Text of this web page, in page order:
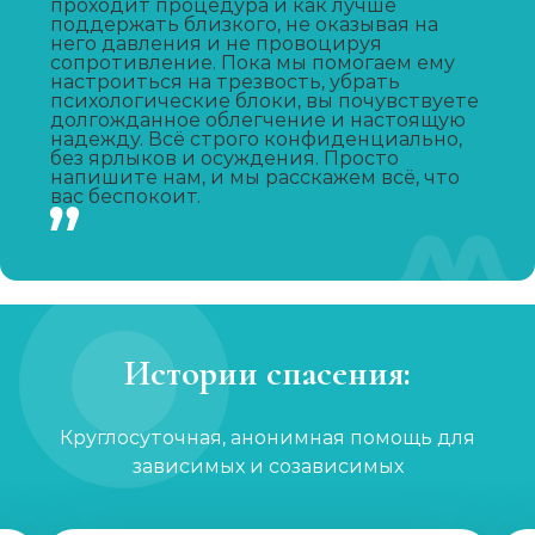
Лечение зависимости от А-ПВП
от 6 000 ₽/сутки Записаться
Лечение зависимости от мефедрона
от 6 000 ₽/сутки
Записаться
Нарколог на дом
Лечение созависимости
Записаться
проходит процедура и как лучше
поддержать близкого, не оказывая на
него давления и не провоцируя
сопротивление. Пока мы помогаем ему
настроиться на трезвость, убрать
психологические блоки, вы почувствуете
долгожданное облегчение и настоящую
надежду. Всё строго конфиденциально,
без ярлыков и осуждения. Просто
напишите нам, и мы расскажем всё, что
вас беспокоит.
Истории спасения:
Круглосуточная, анонимная помощь для
зависимых и созависимых